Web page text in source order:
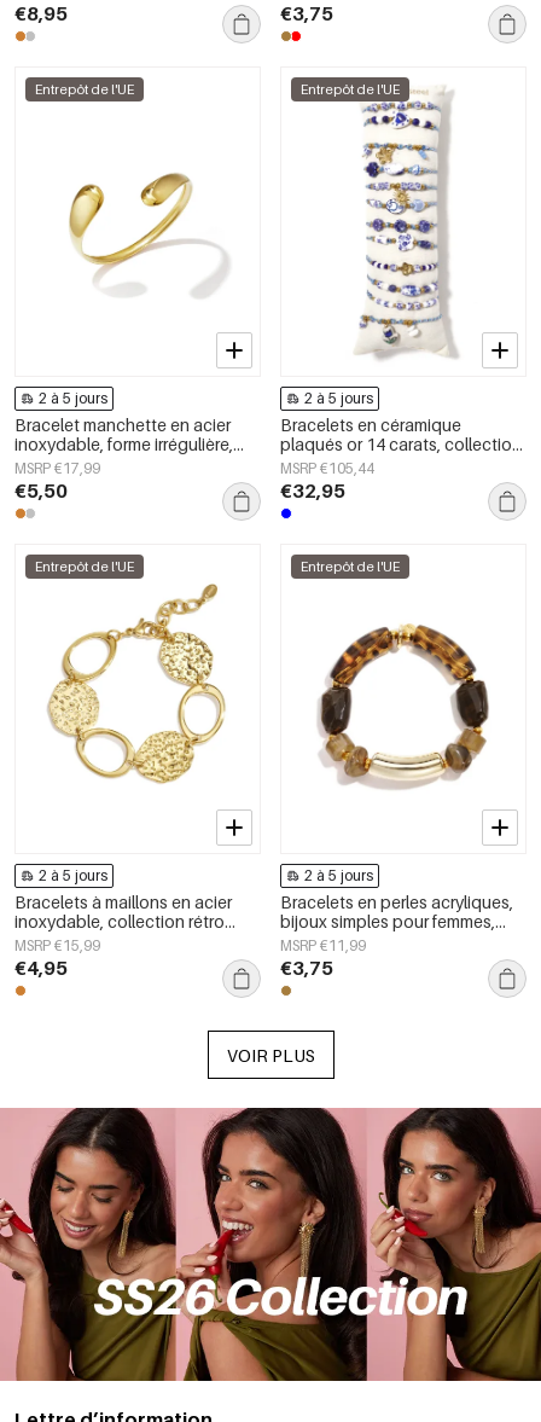
bijoux pour femmes
€8,95
femmes
€3,75
Entrepôt de l'UE
2 à 5 jours
Bracelet manchette en acier
inoxydable, forme irrégulière,
collection Simple Daily Simple,
bijoux pour femmes
MSRP €17,99
€5,50
Entrepôt de l'UE
2 à 5 jours
Bracelets en céramique
plaqués or 14 carats, collection
ethnique florale, style
vacances/plage, bijoux pour
femmes
MSRP €105,44
€32,95
Entrepôt de l'UE
2 à 5 jours
Bracelets à maillons en acier
inoxydable, collection rétro
classique pour femmes
MSRP €15,99
€4,95
Entrepôt de l'UE
2 à 5 jours
Bracelets en perles acryliques,
bijoux simples pour femmes,
collection Daily Simple
MSRP €11,99
€3,75
VOIR PLUS